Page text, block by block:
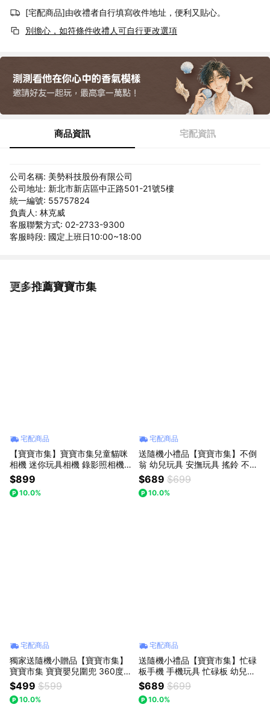
[宅配商品]由收禮者自行填寫收件地址，便利又貼心。
別擔心，如符條件收禮人可自行更改選項
商品資訊 宅配資訊
公司名稱: 美勢科技股份有限公司
公司地址: 新北市新店區中正路501-21號5樓
統一編號: 55757824
負責人: 林克威
客服聯繫方式: 02-2733-9300
客服時段: 國定上班日10:00~18:00
更多推薦寶寶市集
看更多
宅配商品
【寶寶市集】寶寶市集兒童貓咪
相機 迷你玩具相機 錄影照相機
$899
10.0%
宅配商品
送隨機小禮品【寶寶市集】不倒
翁 幼兒玩具 安撫玩具 搖鈴 不倒
翁玩具 益智玩具 (款式顏色隨機
出貨)
$689 $699
10.0%
宅配商品
獨家送隨機小贈品【寶寶市集】
寶寶市集 寶寶嬰兒圍兜 360度
旋轉按扣圍嘴 嬰兒純棉口水巾
新生兒防水圍兜 - 不挑款出貨
$499 $599
10.0%
宅配商品
送隨機小禮品【寶寶市集】忙碌
板手機 手機玩具 忙碌板 幼兒玩
具 模擬手機 (款式顏色隨機出貨)
$689 $699
10.0%